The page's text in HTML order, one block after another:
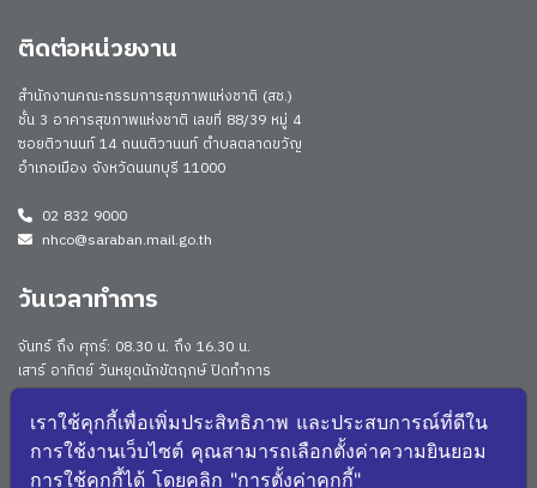
ติดต่อหน่วยงาน
สำนักงานคณะกรรมการสุขภาพแห่งชาติ (สช.)
ชั้น 3 อาคารสุขภาพแห่งชาติ เลขที่ 88/39 หมู่ 4
ซอยติวานนท์ 14 ถนนติวานนท์ ตำบลตลาดขวัญ
อำเภอเมือง จังหวัดนนทบุรี 11000
02 832 9000
nhco@saraban.mail.go.th
วันเวลาทำการ
จันทร์ ถึง ศุกร์: 08.30 น. ถึง 16.30 น.
เสาร์ อาทิตย์ วันหยุดนักขัตฤกษ์ ปิดทำการ
Work From Anywhere (WFA)/ Work From Home (WFH)
ดูประกาศนโยบาย
จำนวนผู้เยี่ยมชม: 167160
เราใช้คุกกี้เพื่อเพิ่มประสิทธิภาพ และประสบการณ์ที่ดีใน
การใช้งานเว็บไซต์ คุณสามารถเลือกตั้งค่าความยินยอม
การใช้คุกกี้ได้ โดยคลิก "การตั้งค่าคุกกี้"